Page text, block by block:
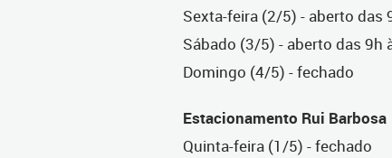
Sexta-feira (2/5) - aberto das
Sábado (3/5) - aberto das 9h
Domingo (4/5) - fechado
Estacionamento Rui Barbosa
Quinta-feira (1/5) - fechado